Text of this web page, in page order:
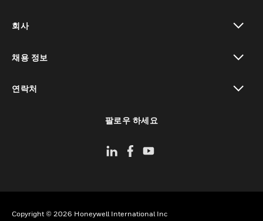
회사
채용 정보
연락처
팔로우 하세요
Copyright © 2026 Honeywell International Inc